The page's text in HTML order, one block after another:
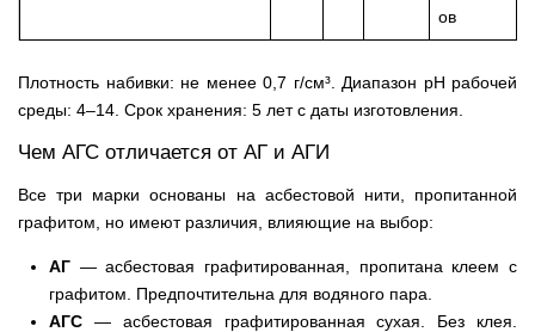
ов
Плотность набивки: не менее 0,7 г/см³. Диапазон рН рабочей
среды: 4–14. Срок хранения: 5 лет с даты изготовления.
Чем АГС отличается от АГ и АГИ
Все три марки основаны на асбестовой нити, пропитанной
графитом, но имеют различия, влияющие на выбор:
АГ — асбестовая графитированная, пропитана клеем с
графитом. Предпочтительна для водяного пара.
АГС — асбестовая графитированная сухая. Без клея.